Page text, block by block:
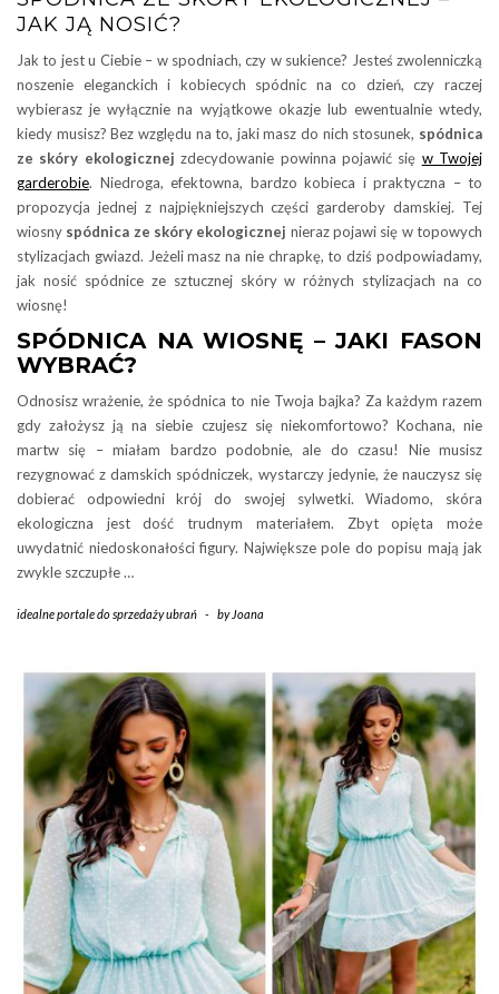
JAK JĄ NOSIĆ?
Jak to jest u Ciebie – w spodniach, czy w sukience? Jesteś zwolenniczką
noszenie eleganckich i kobiecych spódnic na co dzień, czy raczej
wybierasz je wyłącznie na wyjątkowe okazje lub ewentualnie wtedy,
kiedy musisz? Bez względu na to, jaki masz do nich stosunek, spódnica
ze skóry ekologicznej zdecydowanie powinna pojawić się w Twojej
garderobie. Niedroga, efektowna, bardzo kobieca i praktyczna – to
propozycja jednej z najpiękniejszych części garderoby damskiej. Tej
wiosny spódnica ze skóry ekologicznej nieraz pojawi się w topowych
stylizacjach gwiazd. Jeżeli masz na nie chrapkę, to dziś podpowiadamy,
jak nosić spódnice ze sztucznej skóry w różnych stylizacjach na co
wiosnę!
SPÓDNICA NA WIOSNĘ – JAKI FASON
WYBRAĆ?
Odnosisz wrażenie, że spódnica to nie Twoja bajka? Za każdym razem
gdy założysz ją na siebie czujesz się niekomfortowo? Kochana, nie
martw się – miałam bardzo podobnie, ale do czasu! Nie musisz
rezygnować z damskich spódniczek, wystarczy jedynie, że nauczysz się
dobierać odpowiedni krój do swojej sylwetki. Wiadomo, skóra
ekologiczna jest dość trudnym materiałem. Zbyt opięta może
uwydatnić niedoskonałości figury. Największe pole do popisu mają jak
zwykle szczupłe …
idealne portale do sprzedaży ubrań - by Joana